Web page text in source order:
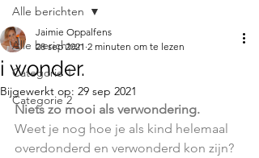
Alle berichten
Categorie 1
Categorie 2
Alle berichten
i wonder.
Jaimie Oppalfens
28 sep 2021 2 minuten om te lezen
Bijgewerkt op: 29 sep 2021
Niets zo mooi als verwondering.
Weet je nog hoe je als kind helemaal
overdonderd en verwonderd kon zijn?